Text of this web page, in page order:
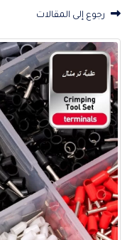
رجوع إلى المقالات